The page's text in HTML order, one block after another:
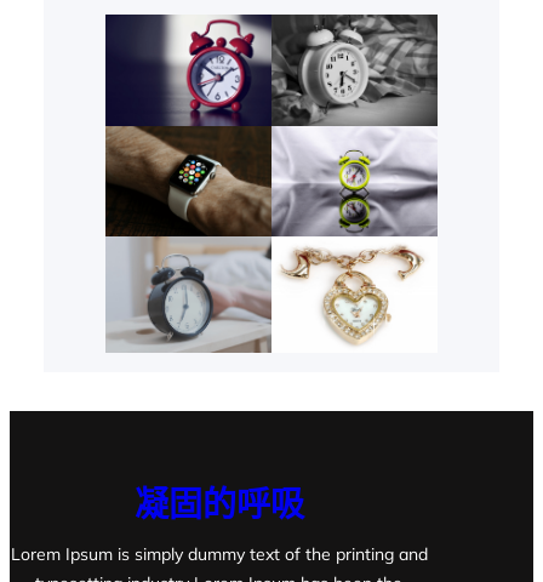
凝固的呼吸
Lorem Ipsum is simply dummy text of the printing and